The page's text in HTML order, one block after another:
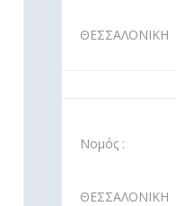
ΘΕΣΣΑΛΟΝΙΚΗ
Νομός :
ΘΕΣΣΑΛΟΝΙΚΗ